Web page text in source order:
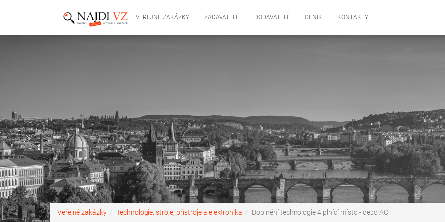
VEŘEJNÉ ZAKÁZKY ZADAVATELÉ DODAVATELÉ CENÍK KONTAKTY
Veřejné zakázky Technologie, stroje, přístroje a elektronika Doplnění technologie 4 plnící místo - depo AC